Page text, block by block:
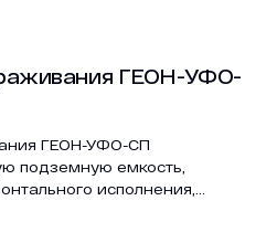
ГЕОН-УФО-СП
подземную емкость,
исполнения,
камера УФО, запорная
ГЕОН-УФО-